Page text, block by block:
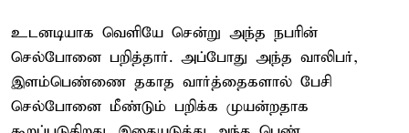
உடனடியாக வெளியே சென்று அந்த நபரின்
செல்போனை பறித்தார். அப்போது அந்த வாலிபர்,
இளம்பெண்ணை தகாத வார்த்தைகளால் பேசி
செல்போனை மீண்டும் பறிக்க முயன்றதாக